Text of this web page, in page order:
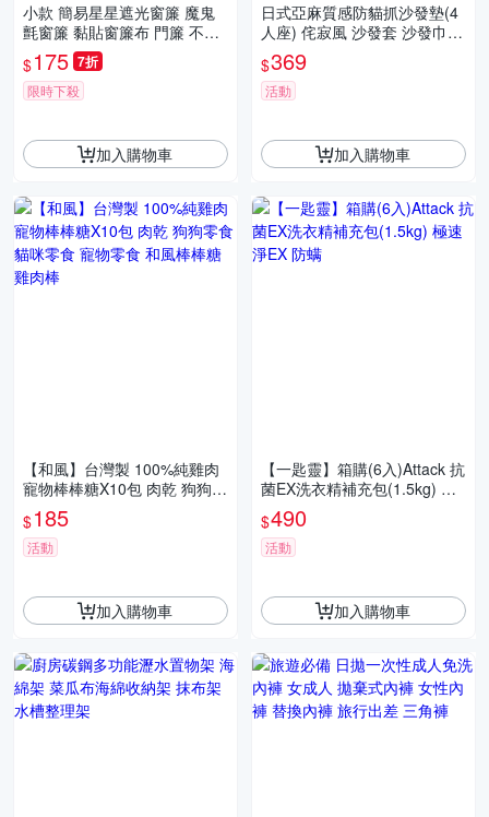
小款 簡易星星遮光窗簾 魔鬼
氈窗簾 黏貼窗簾布 門簾 不透
光(100X120cm)
$175 7折
限時下殺
加入購物車
日式亞麻質感防貓抓沙發墊(4
人座) 侘寂風 沙發套 沙發巾
四季通用 保護墊 防髒汙
$369
活動
加入購物車
【和風】台灣製 100%純雞肉
寵物棒棒糖X10包 肉乾 狗狗零
食 貓咪零食 寵物零食 和風棒
棒糖 雞肉棒
$185
活動
加入購物車
【一匙靈】箱購(6入)Attack 抗
菌EX洗衣精補充包(1.5kg) 極
速淨EX 防螨
$490
活動
加入購物車